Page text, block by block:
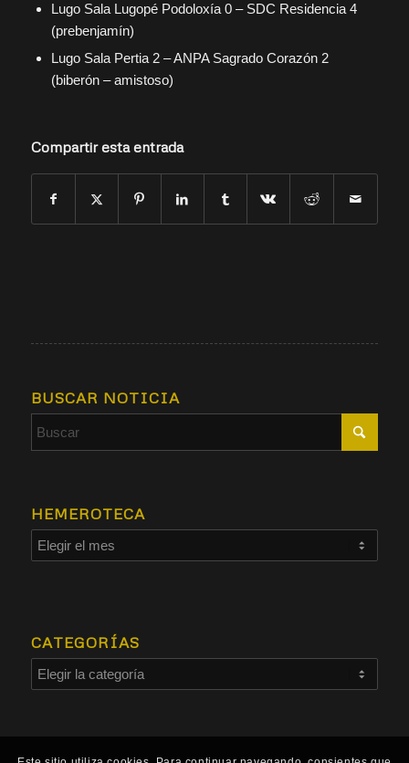
Lugo Sala Lugopé Podoloxía 0 – SDC Residencia 4
(prebenjamín)
Lugo Sala Pertia 2 – ANPA Sagrado Corazón 2
(biberón – amistoso)
Compartir esta entrada
BUSCAR NOTICIA
HEMEROTECA
CATEGORÍAS